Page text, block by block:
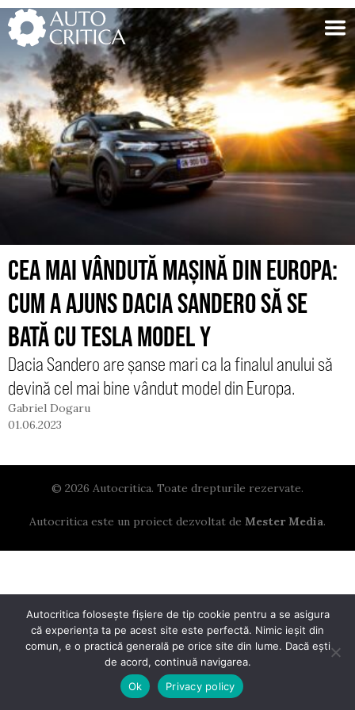
Skip
to
content
CEA MAI VÂNDUTĂ MAȘINĂ DIN EUROPA:
CUM A AJUNS DACIA SANDERO SĂ SE
BATĂ CU TESLA MODEL Y
Dacia Sandero are șanse mari ca la finalul anului să
devină cel mai bine vândut model din Europa.
Gabriel Dogaru
01.06.2023
© 2026 Autocritica. Toate drepturile rezervate.
Autocritica este un proiect dezvoltat de Mester Media.
Autocritica folosește fișiere de tip cookie pentru a se asigura
că experiența ta pe acest site este perfectă. Nimic ieșit din
comun, e o practică generală pe orice site din lume. Dacă ești
de acord, continuă navigarea.
Ok
Privacy policy